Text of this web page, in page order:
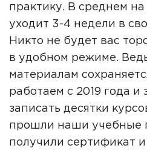
практику. В среднем
уходит 3-4 недели в
Никто не будет вас
в удобном режиме.
материалам
работаем с 2019 года и
записать десятки
прошли наши учебные
получили сертификат